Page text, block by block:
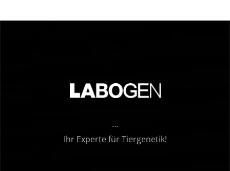
…
Ihr Experte für Tiergenetik!